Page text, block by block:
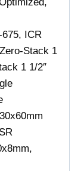
675, ICR
Stack 1
1 1/2″